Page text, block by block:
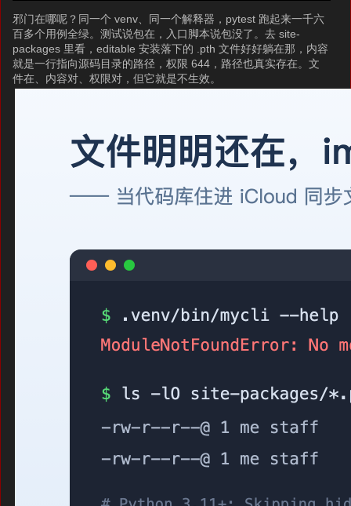
邪门在哪呢？同一个 venv、同一个解释器，pytest 跑起来一千六
百多个用例全绿。测试说包在，入口脚本说包没了。去 site-
packages 里看，editable 安装落下的 .pth 文件好好躺在那，内容
就是一行指向源码目录的路径，权限 644，路径也真实存在。文
件在、内容对、权限对，但它就是不生效。